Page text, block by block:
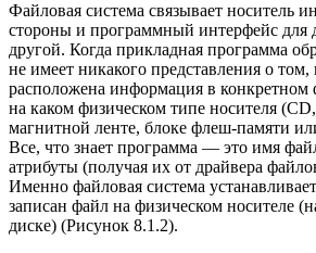
Файловая система связывает носитель
стороны и программный интерфейс для
другой. Когда прикладная программа
не имеет никакого представления о
расположена информация в конкретном
на каком физическом типе носителя
магнитной ленте, блоке флеш-памяти
Все, что знает программа — это имя
атрибуты (получая их от драйвера
Именно файловая система
записан файл на физическом носителе
диске) (Рисунок 8.1.2).